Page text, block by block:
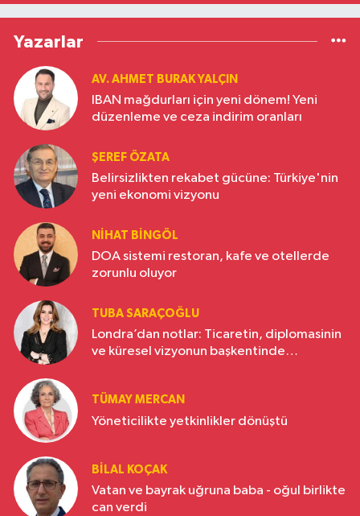
Yazarlar
AV. AHMET BURAK YALÇIN
IBAN mağdurları için yeni dönem! Yeni
düzenleme ve ceza indirim oranları
ŞEREF ÖZATA
Belirsizlikten rekabet gücüne: Türkiye'nin
yeni ekonomi vizyonu
NIHAT BINGÖL
DOA sistemi restoran, kafe ve otellerde
zorunlu oluyor
TUBA SARAÇOĞLU
Londra’dan notlar: Ticaretin, diplomasinin
ve küresel vizyonun başkentinde
TÜMAY MERCAN
Yöneticilikte yetkinlikler dönüştü
BILAL KOÇAK
Vatan ve bayrak uğruna baba - oğul birlikte
can verdi